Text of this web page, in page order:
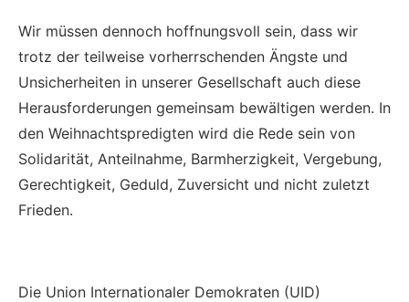
Wir müssen dennoch hoffnungsvoll sein, dass wir
trotz der teilweise vorherrschenden Ängste und
Unsicherheiten in unserer Gesellschaft auch diese
Herausforderungen gemeinsam bewältigen werden. In
den Weihnachtspredigten wird die Rede sein von
Solidarität, Anteilnahme, Barmherzigkeit, Vergebung,
Gerechtigkeit, Geduld, Zuversicht und nicht zuletzt
Frieden.
Die Union Internationaler Demokraten (UID)